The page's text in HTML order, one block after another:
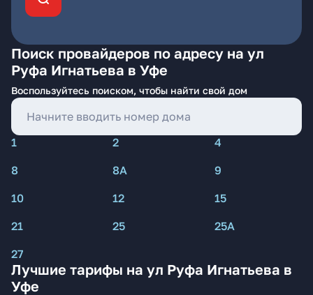
Поиск провайдеров по адресу на ул
Руфа Игнатьева в Уфе
Воспользуйтесь поиском, чтобы найти свой дом
1 2
4
8
8А
9
10
12
15
21
25
25А
27
Лучшие тарифы на ул Руфа Игнатьева в
Уфе